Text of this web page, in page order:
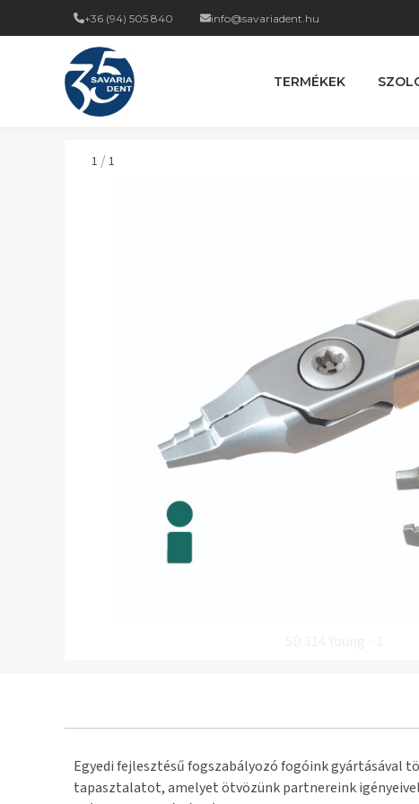
+36 (94) 505 840 info@savariadent.hu
TERMÉKEK
1 /1
Egyedi fejlesztésű fogszabályozó fogóink gyártásával
tapasztalatot, amelyet ötvözünk partnereink